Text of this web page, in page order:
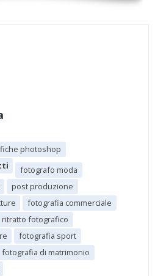
photoshop
fotografo moda
post produzione
fotografia commerciale
ritratto fotografico
fotografia sport
fotografia di matrimonio